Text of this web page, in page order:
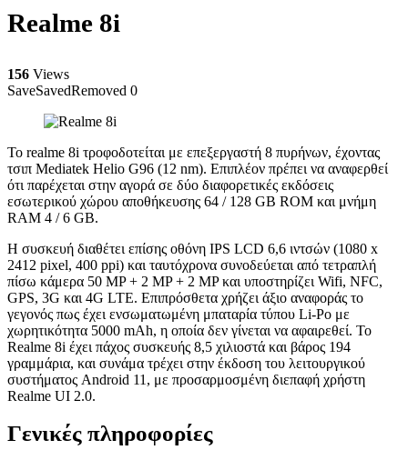
Realme 8i
156 Views
SaveSavedRemoved 0
Το realme 8i τροφοδοτείται με επεξεργαστή 8 πυρήνων, έχοντας
τσιπ Mediatek Helio G96 (12 nm). Επιπλέον πρέπει να αναφερθεί
ότι παρέχεται στην αγορά σε δύο διαφορετικές εκδόσεις
εσωτερικού χώρου αποθήκευσης 64 / 128 GB ROM και μνήμη
RAM 4 / 6 GB.
Η συσκευή διαθέτει επίσης οθόνη IPS LCD 6,6 ιντσών (1080 x
2412 pixel, 400 ppi) και ταυτόχρονα συνοδεύεται από τετραπλή
πίσω κάμερα 50 MP + 2 MP + 2 MP και υποστηρίζει Wifi, NFC,
GPS, 3G και 4G LTE. Επιπρόσθετα χρήζει άξιο αναφοράς το
γεγονός πως έχει ενσωματωμένη μπαταρία τύπου Li-Po με
χωρητικότητα 5000 mAh, η οποία δεν γίνεται να αφαιρεθεί. Το
Realme 8i έχει πάχος συσκευής 8,5 χιλιοστά και βάρος 194
γραμμάρια, και συνάμα τρέχει στην έκδοση του λειτουργικού
συστήματος Android 11, με προσαρμοσμένη διεπαφή χρήστη
Realme UI 2.0.
Γενικές πληροφορίες